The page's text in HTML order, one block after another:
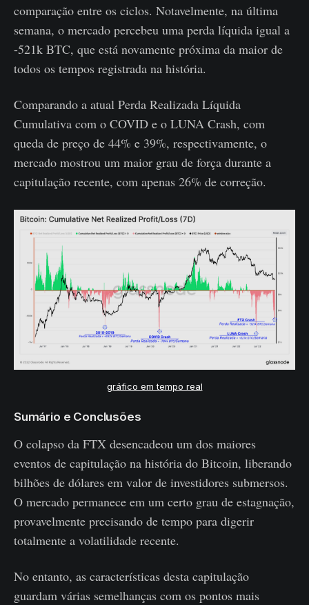
comparação entre os ciclos. Notavelmente, na última
semana, o mercado percebeu uma perda líquida igual a
-521k BTC, que está novamente próxima da maior de
todos os tempos registrada na história.
Comparando a atual Perda Realizada Líquida
Cumulativa com o COVID e o LUNA Crash, com
queda de preço de 44% e 39%, respectivamente, o
mercado mostrou um maior grau de força durante a
capitulação recente, com apenas 26% de correção.
gráfico em tempo real
Sumário e Conclusões
O colapso da FTX desencadeou um dos maiores
eventos de capitulação na história do Bitcoin, liberando
bilhões de dólares em valor de investidores submersos.
O mercado permanece em um certo grau de estagnação,
provavelmente precisando de tempo para digerir
totalmente a volatilidade recente.
No entanto, as características desta capitulação
guardam várias semelhanças com os pontos mais